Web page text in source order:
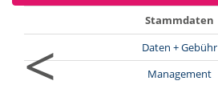
<
Stammdaten
Daten + Gebühr
Management